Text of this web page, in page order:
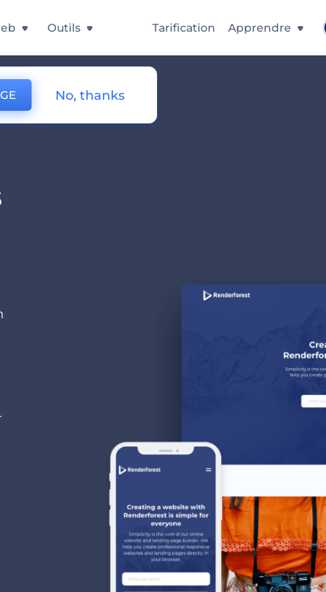
Outils Tarification Apprendre
No, thanks